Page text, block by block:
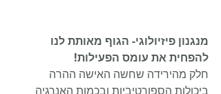
מנגנון פיזיולוגי- הגוף מאותת לנו
להפחית את עומס הפעילות!
חלק מהירידה שחשה האישה ההרה
ביכולות הספורטיביות ובכמות האנרגיה